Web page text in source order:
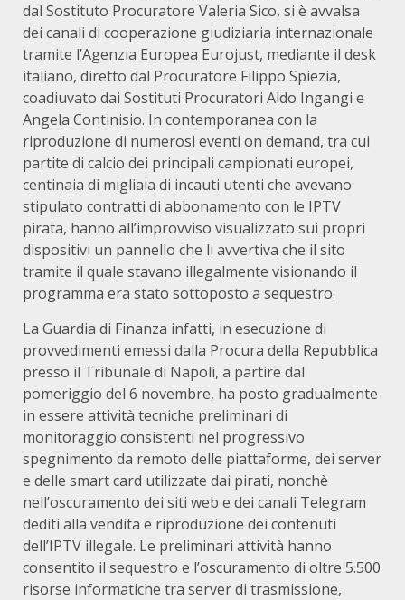
dal Sostituto Procuratore Valeria Sico, si è avvalsa
dei canali di cooperazione giudiziaria internazionale
tramite l’Agenzia Europea Eurojust, mediante il desk
italiano, diretto dal Procuratore Filippo Spiezia,
coadiuvato dai Sostituti Procuratori Aldo Ingangi e
Angela Continisio. In contemporanea con la
riproduzione di numerosi eventi on demand, tra cui
partite di calcio dei principali campionati europei,
centinaia di migliaia di incauti utenti che avevano
stipulato contratti di abbonamento con le IPTV
pirata, hanno all’improvviso visualizzato sui propri
dispositivi un pannello che li avvertiva che il sito
tramite il quale stavano illegalmente visionando il
programma era stato sottoposto a sequestro.
La Guardia di Finanza infatti, in esecuzione di
provvedimenti emessi dalla Procura della Repubblica
presso il Tribunale di Napoli, a partire dal
pomeriggio del 6 novembre, ha posto gradualmente
in essere attività tecniche preliminari di
monitoraggio consistenti nel progressivo
spegnimento da remoto delle piattaforme, dei server
e delle smart card utilizzate dai pirati, nonchè
nell’oscuramento dei siti web e dei canali Telegram
dediti alla vendita e riproduzione dei contenuti
dell’IPTV illegale. Le preliminari attività hanno
consentito il sequestro e l’oscuramento di oltre 5.500
risorse informatiche tra server di trasmissione,